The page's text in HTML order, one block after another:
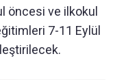
öncesi ve ilkokul
7-11 Eylül